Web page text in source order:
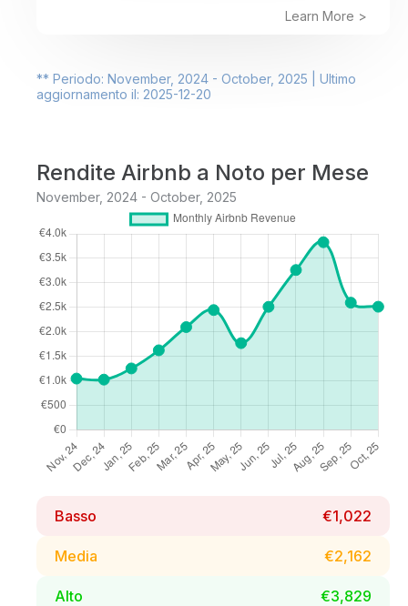
Learn More >
** Periodo: November, 2024 - October, 2025 | Ultimo
aggiornamento il: 2025-12-20
Rendite Airbnb a Noto per Mese
November, 2024 - October, 2025
Basso €1,022
Media €2,162
Alto €3,829